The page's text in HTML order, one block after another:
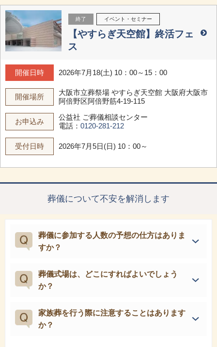
終了 イベント・セミナー
【やすらぎ天空館】終活フェ
ス
開催日時 2026年7月18(土) 10：00～15：00
開催場所
大阪市立葬祭場 やすらぎ天空館 大阪府大阪市
阿倍野区阿倍野筋4-19-115
お申込み
公益社 ご葬儀相談センター
電話： 0120-281-212
受付日時 2026年7月5日(日) 10：00～
葬儀について不安を解消します
葬儀に参加する人数の予想の仕方はありま
すか？
葬儀式場は、どこにすればよいでしょう
か？
家族葬を行う際に注意することはあります
か？